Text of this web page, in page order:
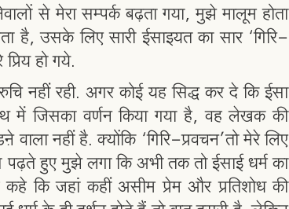
से मेरा सम्पर्क बढ़ता गया, मुझे मालूम होता
है, उसके लिए सारी ईसाइयत का सार ‘गिरि-
हो गये.
नहीं रही. अगर कोई यह सिद्ध कर दे कि ईसा
में जिसका वर्णन किया गया है, वह लेखक की
नहीं है. क्योंकि ‘गिरि-प्रवचन’तो मेरे लिए
पढ़ते हुए मुझे लगा कि अभी तक तो ईसाई धर्म का
कि जहां कहीं असीम प्रेम और प्रतिशोध की